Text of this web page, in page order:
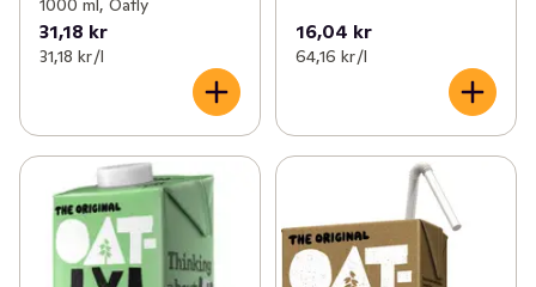
1000 ml, Oatly
31,18 kr
31,18 kr /l
16,04 kr
64,16 kr /l